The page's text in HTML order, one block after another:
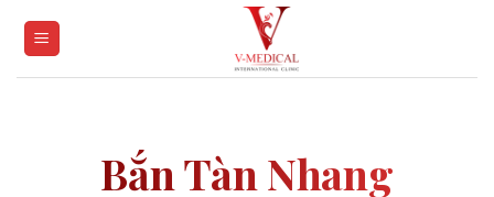
Bắn Tàn Nhang